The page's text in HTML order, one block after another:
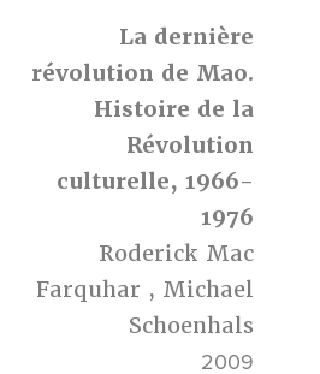
La dernière
révolution de Mao.
Histoire de la
Révolution
culturelle, 1966-
1976
Roderick Mac
Farquhar , Michael
Schoenhals
2009